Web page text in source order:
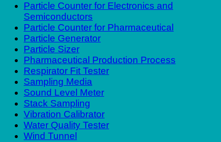
Particle Counter for Electronics and
Semiconductors
Particle Counter for Pharmaceutical
Particle Generator
Particle Sizer
Pharmaceutical Production Process
Respirator Fit Tester
Sampling Media
Sound Level Meter
Stack Sampling
Vibration Calibrator
Water Quality Tester
Wind Tunnel